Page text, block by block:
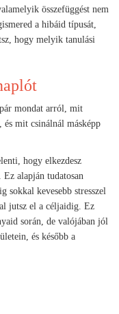
összefüggést nem
a hibáid típusát,
hogy melyik tanulási
mondat arról, mit
mit csinálnál másképp
hogy elkezdesz
alapján tudatosan
sokkal kevesebb stresszel
jutsz el a céljaidig. Ez
során, de valójában jól
és később a